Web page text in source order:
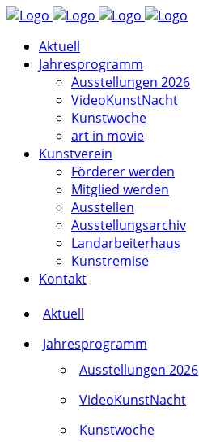
Aktuell
Jahresprogramm
Ausstellungen 2026
VideoKunstNacht
Kunstwoche
art in movie
Kunstverein
Förderer werden
Mitglied werden
Ausstellen
Ausstellungsarchiv
Landarbeiterhaus
Kunstremise
Kontakt
Aktuell
Jahresprogramm
Ausstellungen 2026
VideoKunstNacht
Kunstwoche